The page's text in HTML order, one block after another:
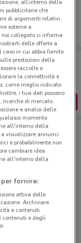
te!
negozi vicino a te,
comodamente
contributors
Boccea
all’interno della
pubblicitarie che
di argomenti relativi
esterne a
noi collegato ci informa
delle offerte a
caso in cui abbia fornito
prestazioni della
raccolte e
la connettività e
come meglio indicato
i tuoi dati possono
ricerche di mercato,
e analisi delle
momento
all'interno della
visualizzare annunci
e probabilmente non
cambiare idea
all'interno della
fornire:
attiva delle
Archiviare
e contenuti
contenuti e degli